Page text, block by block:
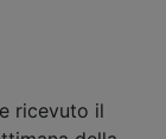
ricevuto il